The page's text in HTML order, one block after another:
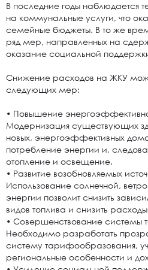
В последние годы наблюдается
на коммунальные услуги, что
семейные бюджеты. В то же
ряд мер, направленных на
оказание социальной
Снижение расходов на ЖКУ
следующих мер:
• Повышение
Модернизация существующих
новых, энергоэффективных
потребление энергии и,
отопление и освещение.
• Развитие возобновляемых
Использование солнечной,
энергии позволит снизить
видов топлива и снизить
• Совершенствование системы
Необходимо разработать
систему тарифообразования,
региональные особенности и